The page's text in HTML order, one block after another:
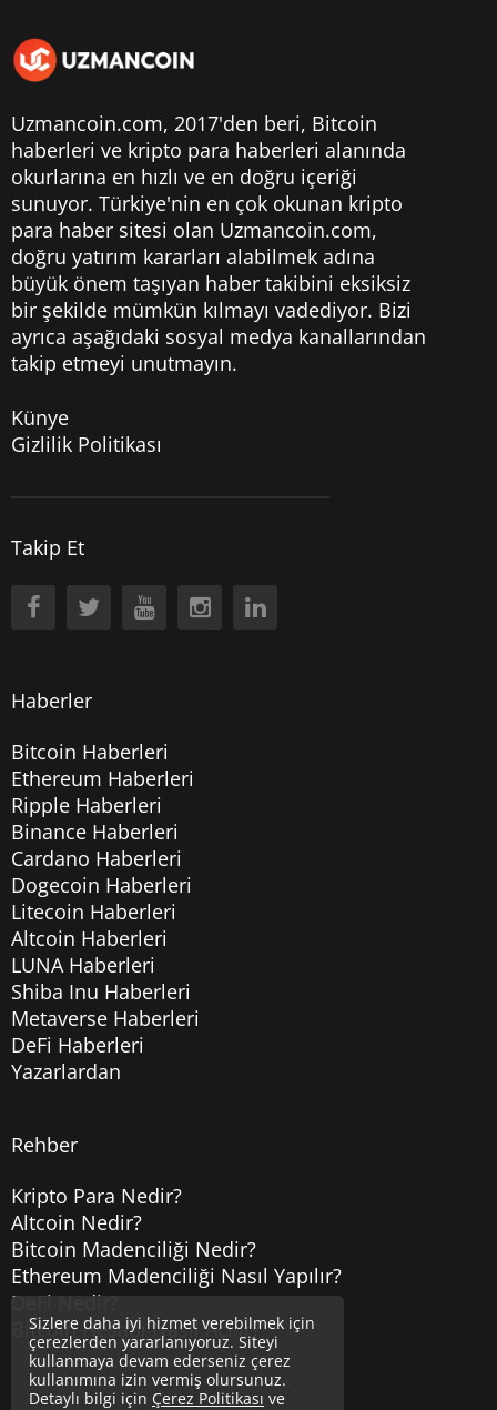
Uzmancoin.com, 2017'den beri, Bitcoin
haberleri ve kripto para haberleri alanında
okurlarına en hızlı ve en doğru içeriği
sunuyor. Türkiye'nin en çok okunan kripto
para haber sitesi olan Uzmancoin.com,
doğru yatırım kararları alabilmek adına
büyük önem taşıyan haber takibini eksiksiz
bir şekilde mümkün kılmayı vadediyor. Bizi
ayrıca aşağıdaki sosyal medya kanallarından
takip etmeyi unutmayın.
Künye
Gizlilik Politikası
Takip Et
Haberler
Bitcoin Haberleri
Ethereum Haberleri
Ripple Haberleri
Binance Haberleri
Cardano Haberleri
Dogecoin Haberleri
Litecoin Haberleri
Altcoin Haberleri
LUNA Haberleri
Shiba Inu Haberleri
Metaverse Haberleri
DeFi Haberleri
Yazarlardan
Rehber
Kripto Para Nedir?
Altcoin Nedir?
Bitcoin Madenciliği Nedir?
Ethereum Madenciliği Nasıl Yapılır?
DeFi Nedir?
Bitcoin Hesabı Nasıl Açılır?
Sizlere daha iyi hizmet verebilmek için
çerezlerden yararlanıyoruz. Siteyi
kullanmaya devam ederseniz çerez
kullanımına izin vermiş olursunuz.
Detaylı bilgi için Çerez Politikası ve